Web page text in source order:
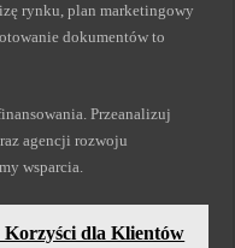
rynku, plan marketingowy
dokumentów to
Przeanalizuj
agencji rozwoju
wsparcia.
dla Klientów